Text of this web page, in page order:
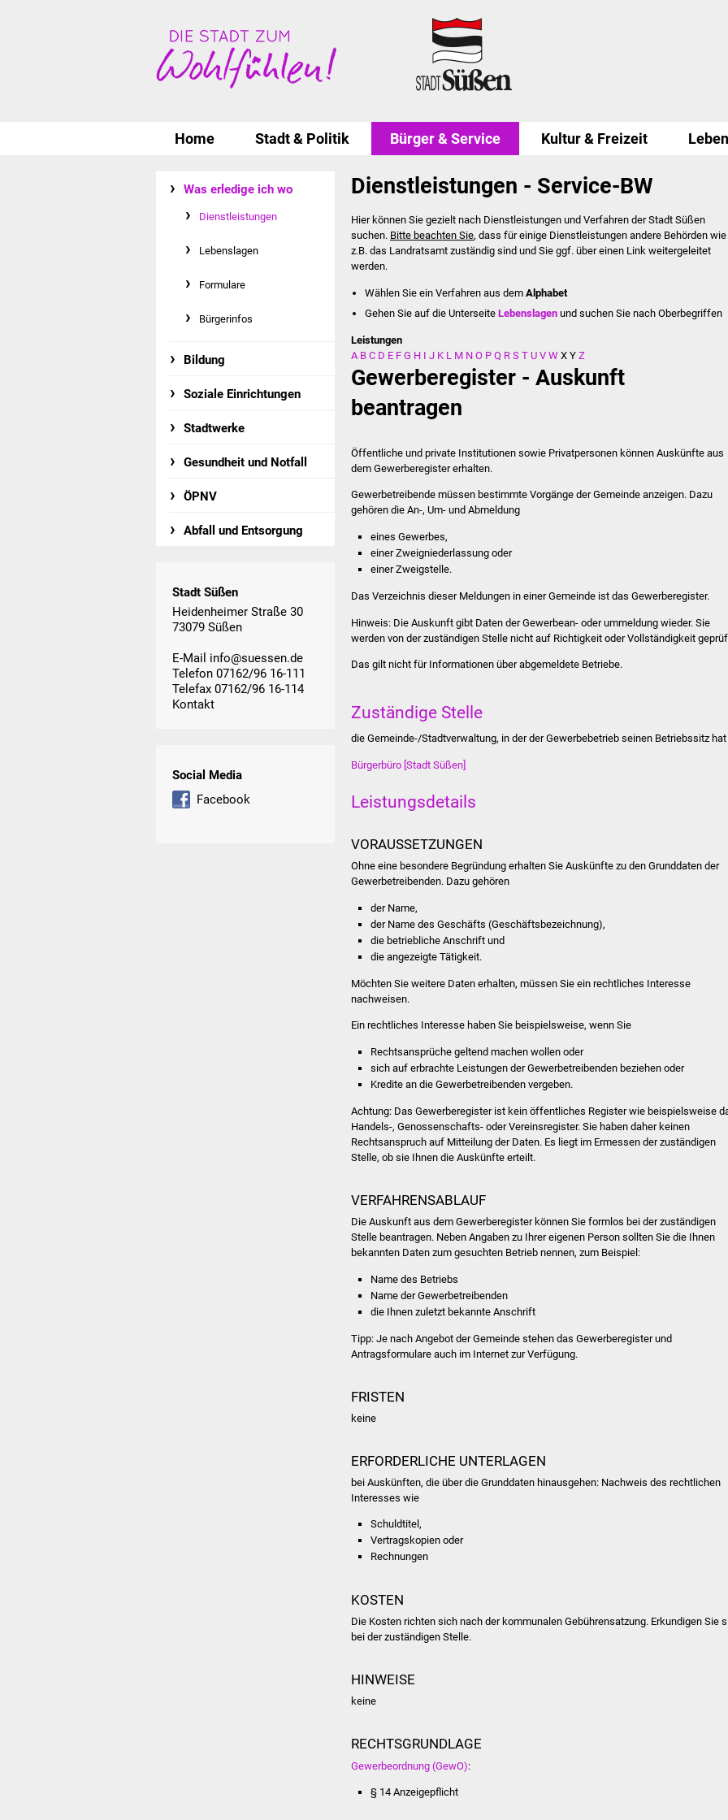
Home Stadt & Politik Bürger & Service Kultur & Freizeit
Was erledige ich wo
Dienstleistungen
Lebenslagen
Formulare
Bürgerinfos
Bildung
Soziale Einrichtungen
Stadtwerke
Gesundheit und Notfall
ÖPNV
Abfall und Entsorgung
Stadt Süßen
Heidenheimer Straße 30
73079 Süßen
E-Mail info@suessen.de
Telefon 07162/96 16-111
Telefax 07162/96 16-114
Kontakt
Social Media
Facebook
Dienstleistungen - Service-BW
Hier können Sie gezielt nach Dienstleistungen und Verfahren der Stadt Süßen
suchen. Bitte beachten Sie, dass für einige Dienstleistungen andere Behörden wie
z.B. das Landratsamt zuständig sind und Sie ggf. über einen Link weitergeleitet
werden.
Wählen Sie ein Verfahren aus dem Alphabet
Gehen Sie auf die UnterseiteLebenslagen und suchen Sie nach Oberbegriffen
Leistungen
A B C D E F G H I J K L M N O P Q R S T U V W X Y Z
Gewerberegister - Auskunft
beantragen
Öffentliche und private Institutionen sowie Privatpersonen können Auskünfte aus
dem Gewerberegister erhalten.
Gewerbetreibende müssen bestimmte Vorgänge der Gemeinde anzeigen. Dazu
gehören die An-, Um- und Abmeldung
eines Gewerbes,
einer Zweigniederlassung oder
einer Zweigstelle.
Das Verzeichnis dieser Meldungen in einer Gemeinde ist das Gewerberegister.
Hinweis: Die Auskunft gibt Daten der Gewerbean- oder ummeldung wieder. Sie
werden von der zuständigen Stelle nicht auf Richtigkeit oder Vollständigkeit
Das gilt nicht für Informationen über abgemeldete Betriebe.
Zuständige Stelle
die Gemeinde-/Stadtverwaltung, in der der Gewerbebetrieb seinen Betriebssitz hat
Bürgerbüro [Stadt Süßen]
Leistungsdetails
VORAUSSETZUNGEN
Ohne eine besondere Begründung erhalten Sie Auskünfte zu den Grunddaten der
Gewerbetreibenden. Dazu gehören
der Name,
der Name des Geschäfts (Geschäftsbezeichnung),
die betriebliche Anschrift und
die angezeigte Tätigkeit.
Möchten Sie weitere Daten erhalten, müssen Sie ein rechtliches Interesse
nachweisen.
Ein rechtliches Interesse haben Sie beispielsweise, wenn Sie
Rechtsansprüche geltend machen wollen oder
sich auf erbrachte Leistungen der Gewerbetreibenden beziehen oder
Kredite an die Gewerbetreibenden vergeben.
Achtung: Das Gewerberegister ist kein öffentliches Register wie beispielsweise
Handels-, Genossenschafts- oder Vereinsregister. Sie haben daher keinen
Rechtsanspruch auf Mitteilung der Daten. Es liegt im Ermessen der zuständigen
Stelle, ob sie Ihnen die Auskünfte erteilt.
VERFAHRENSABLAUF
Die Auskunft aus dem Gewerberegister können Sie formlos bei der zuständigen
Stelle beantragen. Neben Angaben zu Ihrer eigenen Person sollten Sie die Ihnen
bekannten Daten zum gesuchten Betrieb nennen, zum Beispiel:
Name des Betriebs
Name der Gewerbetreibenden
die Ihnen zuletzt bekannte Anschrift
Tipp: Je nach Angebot der Gemeinde stehen das Gewerberegister und
Antragsformulare auch im Internet zur Verfügung.
FRISTEN
keine
ERFORDERLICHE UNTERLAGEN
bei Auskünften, die über die Grunddaten hinausgehen: Nachweis des rechtlichen
Interesses wie
Schuldtitel,
Vertragskopien oder
Rechnungen
KOSTEN
Die Kosten richten sich nach der kommunalen Gebührensatzung. Erkundigen Sie
bei der zuständigen Stelle.
HINWEISE
keine
RECHTSGRUNDLAGE
Gewerbeordnung (GewO):
§ 14 Anzeigepflicht